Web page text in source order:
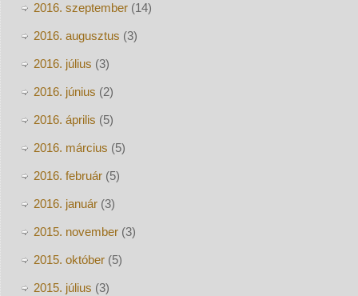
2016. szeptember(14)
2016. augusztus (3)
2016. július (3)
2016. június (2)
2016. április (5)
2016. március (5)
2016. február(5)
2016. január(3)
2015. november(3)
2015. október(5)
2015. július (3)